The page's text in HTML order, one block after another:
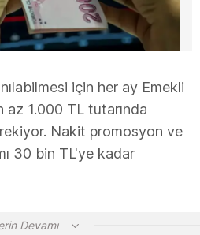
için her ay Emekli
az 1.000 TL tutarında
Nakit promosyon ve
30 bin TL'ye kadar
Devamı